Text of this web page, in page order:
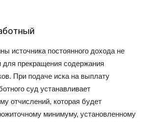
источника постоянного дохода не
для прекращения содержания
При подаче иска на выплату
суд устанавливает
отчислений, которая будет
минимуму, установленному